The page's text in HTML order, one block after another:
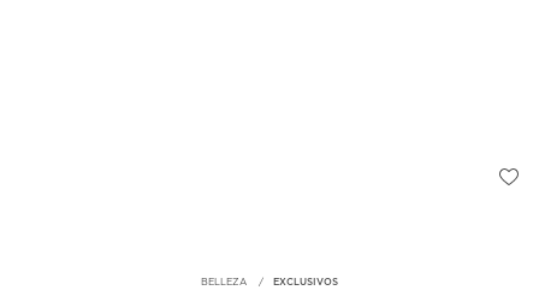
BELLEZA EXCLUSIVOS